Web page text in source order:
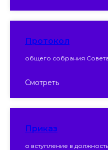
Протокол
общего собрания Совета
Смотреть
Приказ
о вступление в